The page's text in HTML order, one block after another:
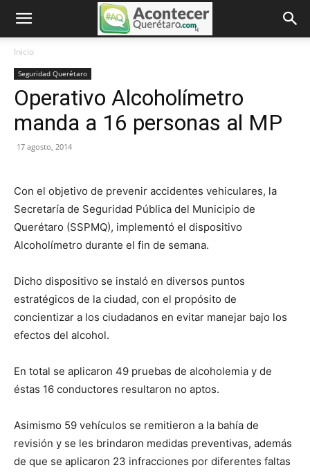
Inicio
Seguridad Querétaro
Operativo Alcoholímetro
manda a 16 personas al MP
17 agosto, 2014
Con el objetivo de prevenir accidentes vehiculares, la
Secretaría de Seguridad Pública del Municipio de
Querétaro (SSPMQ), implementó el dispositivo
Alcoholímetro durante el fin de semana.
Dicho dispositivo se instaló en diversos puntos
estratégicos de la ciudad, con el propósito de
concientizar a los ciudadanos en evitar manejar bajo los
efectos del alcohol.
En total se aplicaron 49 pruebas de alcoholemia y de
éstas 16 conductores resultaron no aptos.
Asimismo 59 vehículos se remitieron a la bahía de
revisión y se les brindaron medidas preventivas, además
de que se aplicaron 23 infracciones por diferentes faltas